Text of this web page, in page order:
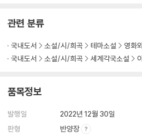
관련 분류
국내도서 소설/시/희곡 테마소설
영화
국내도서
소설/시/희곡 세계각국소설
품목정보
발행일
2022년 12월 30일
판형
반양장